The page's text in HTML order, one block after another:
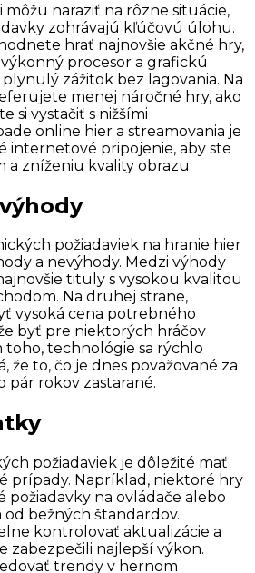
môžu naraziť na rôzne situácie,
zohrávajú kľúčovú úlohu.
hrať najnovšie akčné hry,
procesor a grafickú
plynulý zážitok bez lagovania. Na
menej náročné hry, ako
si vystačiť s nižšími
online hier a streamovania je
internetové pripojenie, aby ste
a zníženiu kvality obrazu.
požiadaviek na hranie hier
a nevýhody. Medzi výhody
tituly s vysokou kvalitou
Na druhej strane,
vysoká cena potrebného
byť pre niektorých hráčov
technológie sa rýchlo
že to, čo je dnes považované za
pár rokov zastarané.
požiadaviek je dôležité mať
prípady. Napríklad, niektoré hry
požiadavky na ovládače alebo
od bežných štandardov.
kontrolovať aktualizácie a
zabezpečili najlepší výkon.
trendy v hernom